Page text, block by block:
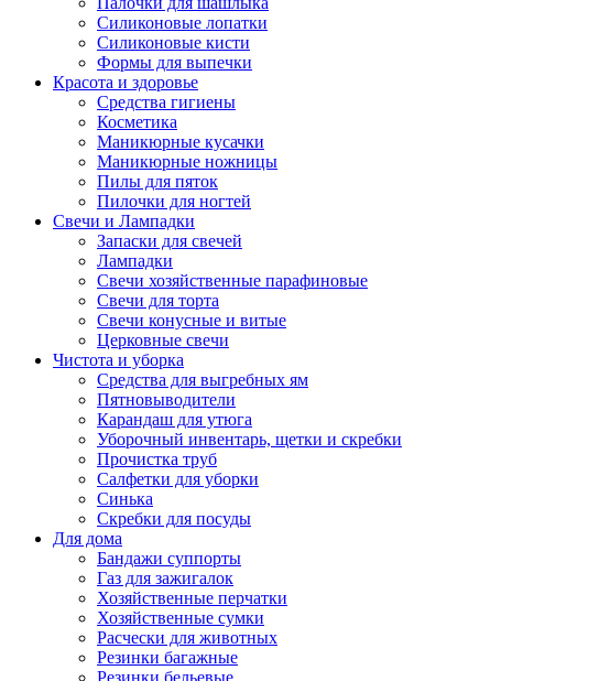
Силиконовые лопатки
Силиконовые кисти
Формы для выпечки
Красота и здоровье
Средства гигиены
Косметика
Маникюрные кусачки
Маникюрные ножницы
Пилы для пяток
Пилочки для ногтей
Свечи и Лампадки
Запаски для свечей
Лампадки
Свечи хозяйственные парафиновые
Свечи для торта
Свечи конусные и витые
Церковные свечи
Чистота и уборка
Средства для выгребных ям
Пятновыводители
Карандаш для утюга
Уборочный инвентарь, щетки и скребки
Прочистка труб
Салфетки для уборки
Синька
Скребки для посуды
Для дома
Бандажи суппорты
Газ для зажигалок
Хозяйственные перчатки
Хозяйственные сумки
Расчески для животных
Резинки багажные
Резинки бельевые